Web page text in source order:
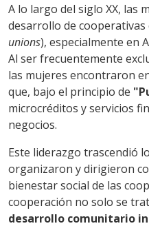
A lo largo del siglo XX, las
desarrollo de cooperativas
unions), especialmente en
Al ser frecuentemente
las mujeres encontraron
que, bajo el principio de
microcréditos y servicios
negocios.
Este liderazgo trascendió
organizaron y dirigieron
bienestar social de las
cooperación no solo se
desarrollo comunitario